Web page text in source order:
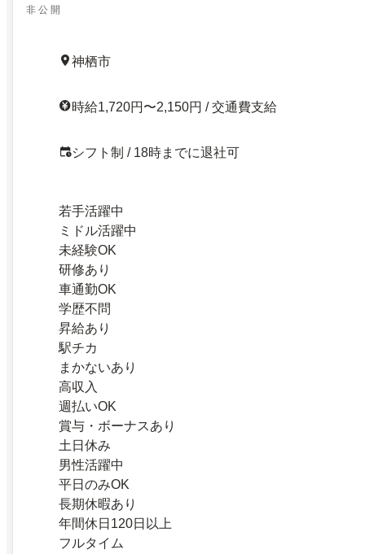
非 公 開
神栖市
時給1,720円〜2,150円 / 交通費支給
シフト制 / 18時までに退社可
若手活躍中
ミドル活躍中
未経験OK
研修あり
車通勤OK
学歴不問
昇給あり
駅チカ
まかないあり
高収入
週払いOK
賞与・ボーナスあり
土日休み
男性活躍中
平日のみOK
長期休暇あり
年間休日120日以上
フルタイム